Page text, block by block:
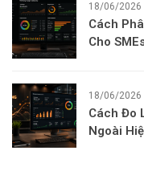
18/06/2026
Cách
Cho
18/06/2026
Cách Đo
Ngoài